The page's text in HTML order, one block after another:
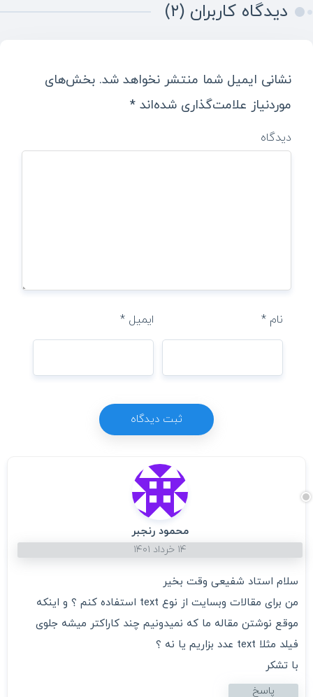
دیدگاه کاربران (۲)
نشانی ایمیل شما منتشر نخواهد شد. بخش‌های
موردنیاز علامت‌گذاری شده‌اند*
دیدگاه
نام * ایمیل *
محمود رنجبر
۱۴ خرداد ۱۴۰۱
سلام استاد شفیعی وقت بخیر
من برای مقالات وبسایت از نوع text استفاده کنم ؟ و اینکه
موقع نوشتن مقاله ما که نمیدونیم چند کاراکتر میشه جلوی
فیلد مثلا text عدد بزاریم یا نه ؟
با تشکر
پاسخ